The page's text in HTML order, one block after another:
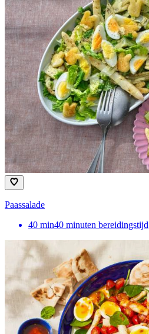
Paassalade
40 min40 minuten bereidingstijd